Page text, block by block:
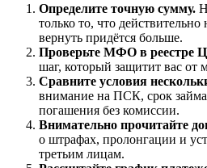
Определите точную сумму.
только то, что
вернуть придётся больше.
Проверьте МФО в реестре
шаг, который защитит вас от
Сравните условия
внимание на ПСК, срок
погашения без комиссии.
Внимательно прочитайте
о штрафах, пролонгации и
третьим лицам.